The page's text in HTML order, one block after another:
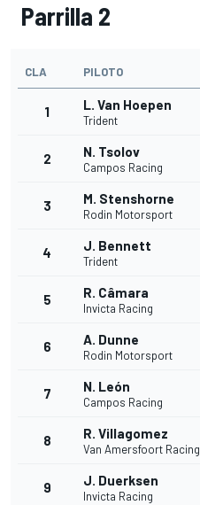
Parrilla 2
CLA PILOTO
1 L. Van Hoepen
Trident
2 N. Tsolov
Campos Racing
3 M. Stenshorne
Rodin Motorsport
4 J. Bennett
Trident
5 R. Câmara
Invicta Racing
6 A. Dunne
Rodin Motorsport
7 N. León
Campos Racing
8 R. Villagomez
Van Amersfoort Racing
9 J. Duerksen
Invicta Racing